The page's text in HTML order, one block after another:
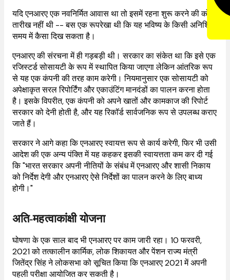
यदि एनआरए एक नवनिर्मित आवास था तो इसमें रहना शुरू करने की कोई
तारीख नहीं थी -- बस एक रूपरेखा थी कि यह भविष्य के किसी अनिश्चित
समय में कैसा दिख सकता है।
एनआरए की संरचना में ही गड़बड़ी थी। सरकार का संकेत था कि इसे एक
रजिस्टर्ड सोसायटी के रूप में स्थापित किया जाएगा लेकिन आंतरिक रूप
से यह एक कंपनी की तरह काम करेगी। नियमानुसार एक सोसायटी को
अपेक्षाकृत सरल रिपोर्टिंग और एकाउंटिंग मानदंडों का पालन करना होता
है। इसके विपरीत, एक कंपनी को अपने खातों और कामकाज की रिपोर्ट
सरकार को देनी होती है, और यह रिकॉर्ड सार्वजनिक रूप से उपलब्ध कराए
जाते हैं।
सरकार ने आगे कहा कि एनआरए स्वायत्त रूप से कार्य करेगी, फिर भी उसी
आदेश की एक अन्य पंक्ति में यह कहकर इसकी स्वायत्तता कम कर दी गई
कि "भारत सरकार अपनी नीतियों के संबंध में एनआरए और शासी निकाय
को निर्देश देगी और एनआरए ऐसे निर्देशों का पालन करने के लिए बाध्य
होगी।"
अति-महत्वाकांक्षी योजना
घोषणा के एक साल बाद भी एनआरए पर काम जारी रहा। 10 फरवरी,
2021 को तत्कालीन कार्मिक, लोक शिकायत और पेंशन राज्य मंत्री
जितेंद्र सिंह ने लोकसभा को सूचित किया कि एनआरए 2021 में अपनी
पहली परीक्षा आयोजित कर सकती है।